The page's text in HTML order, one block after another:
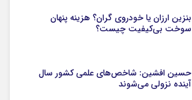
بنزین ارزان یا خودروی گران؟ هزینه پنهان
سوخت بی‌کیفیت چیست؟
حسین افشین: شاخص‌های علمی کشور سال
آینده نزولی می‌شوند